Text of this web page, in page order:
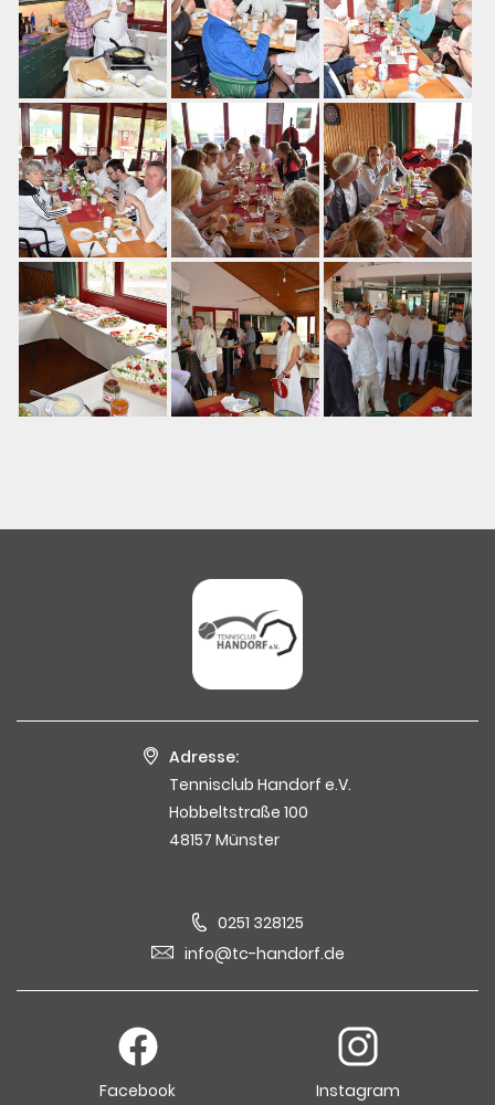
Adresse:
Tennisclub Handorf e.V.
Hobbeltstraße 100
48157 Münster
0251 328125
info@tc-handorf.de
Facebook Instagram